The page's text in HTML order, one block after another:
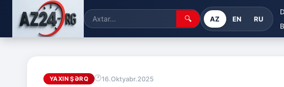
🔍 AZ EN RU
YAXIN ŞƏRQ 16.Oktyabr.2025